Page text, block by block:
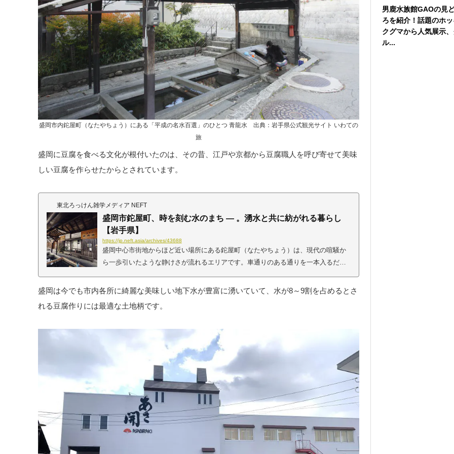
盛岡市内鉈屋町（なたやちょう）にある「平成の名水百選」のひとつ 青龍水 出典：岩手県公式観光サイト いわての
旅
盛岡に豆腐を食べる文化が根付いたのは、その昔、江戸や京都から豆腐職人を呼び寄せて美味
しい豆腐を作らせたからとされています。
東北ろっけん雑学メディア NEFT
盛岡市鉈屋町、時を刻む水のまち — 。湧水と共に紡がれる暮らし
【岩手県】
https://jp.neft.asia/archives/43688
盛岡中心市街地からほど近い場所にある鉈屋町（なたやちょう）は、現代の喧騒か
ら一歩引いたような静けさが流れるエリアです。車通りのある通りを一本入るだけ
に触れ始めている証かもしれません。舟運の要として栄えた鉈屋町酒蔵を改修した
えたこの町は、商人や職人が行き交う生活の舞台として栄え、今もその面影を色濃
盛岡は今でも市内各所に綺麗な美味しい地下水が豊富に湧いていて、水が8～9割を占めるとさ
れる豆腐作りには最適な土地柄です。
男鹿水族館GAOの見
ろを紹介！話題のホッ
クグマから人気展示
ル...